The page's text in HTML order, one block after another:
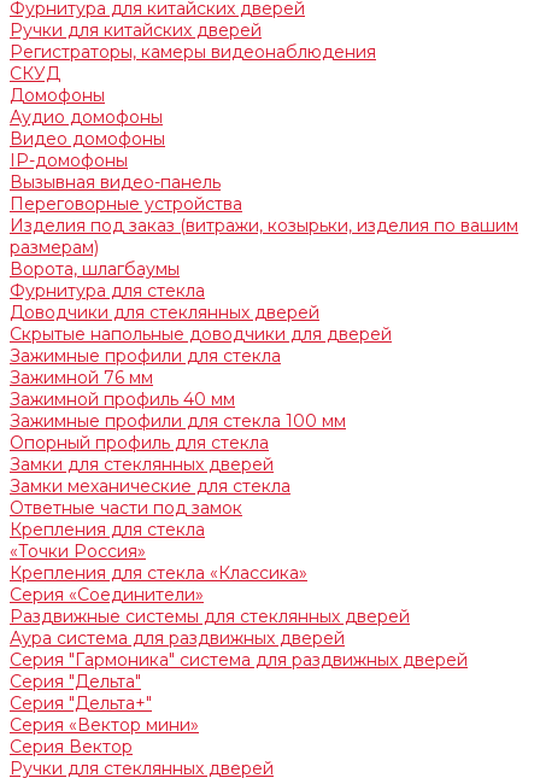
Фурнитура для китайских дверей
Ручки для китайских дверей
Регистраторы, камеры видеонаблюдения
СКУД
Домофоны
Аудио домофоны
Видео домофоны
IP-домофоны
Вызывная видео-панель
Переговорные устройства
Изделия под заказ (витражи, козырьки, изделия по вашим
размерам)
Ворота, шлагбаумы
Фурнитура для стекла
Доводчики для стеклянных дверей
Скрытые напольные доводчики для дверей
Зажимные профили для стекла
Зажимной 76 мм
Зажимной профиль 40 мм
Зажимные профили для стекла 100 мм
Опорный профиль для стекла
Замки для стеклянных дверей
Замки механические для стекла
Ответные части под замок
Крепления для стекла
«Точки Россия»
Крепления для стекла «Классика»
Серия «Соединители»
Раздвижные системы для стеклянных дверей
Аура система для раздвижных дверей
Серия "Гармоника" система для раздвижных дверей
Серия "Дельта"
Серия "Дельта+"
Серия «Вектор мини»
Серия Вектор
Ручки для стеклянных дверей